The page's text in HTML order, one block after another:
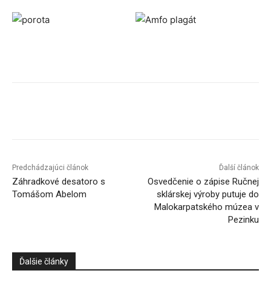
Predchádzajúci článok
Záhradkové desatoro s
Tomášom Abelom
Ďalší článok
Osvedčenie o zápise Ručnej
sklárskej výroby putuje do
Malokarpatského múzea v
Pezinku
Ďalšie články